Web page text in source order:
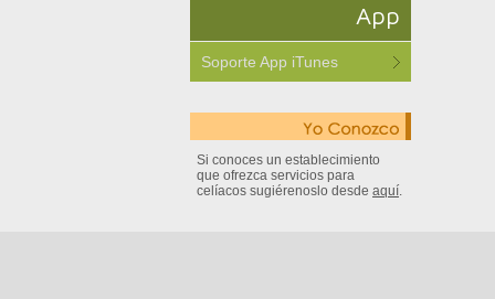
App
Soporte App iTunes
Si conoces un establecimiento
que ofrezca servicios para
celíacos sugiérenoslo desde aquí.